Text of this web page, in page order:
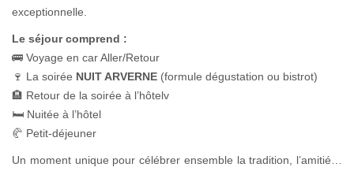
exceptionnelle.
Le séjour comprend :
🚌 Voyage en car Aller/Retour
🍷 La soirée NUIT ARVERNE (formule dégustation ou bistrot)
🏨 Retour de la soirée à l’hôtelv
🛏 Nuitée à l’hôtel
🥐 Petit-déjeuner
Un moment unique pour célébrer ensemble la tradition, l’amitié…